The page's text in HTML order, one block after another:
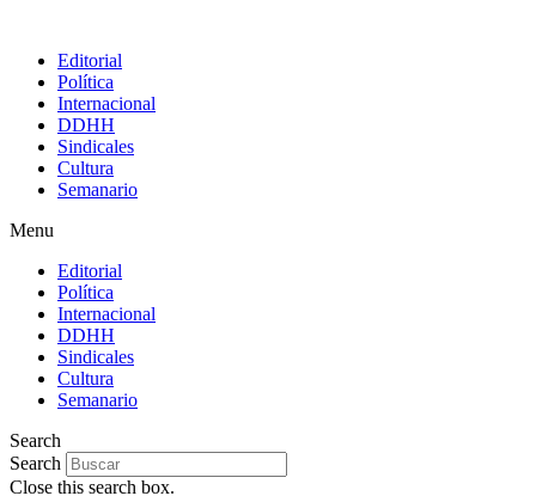
Editorial
Política
Internacional
DDHH
Sindicales
Cultura
Semanario
Menu
Editorial
Política
Internacional
DDHH
Sindicales
Cultura
Semanario
Search
Search
Close this search box.